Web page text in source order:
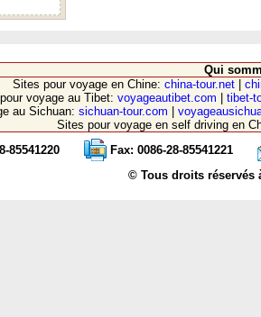
Qui
Sites pour voyage en Chine: china-tour.net
voyage au Tibet: voyageautibet.com
tibet-
au Sichuan: sichuan-tour.com
Sites pour voyage en self driving en
85541220
Fax: 0086-28-85541221
© Tous droits réservés